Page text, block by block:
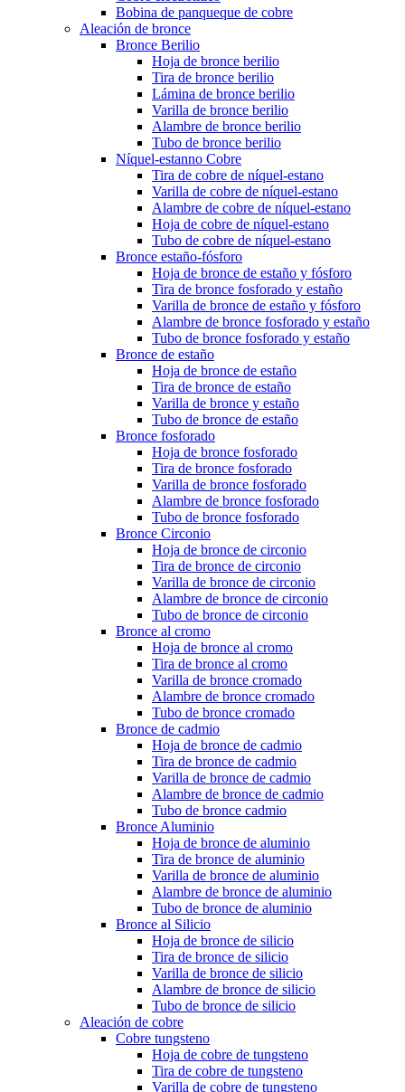
Bobina de panqueque de cobre
Aleación de bronce
Bronce Berilio
Hoja de bronce berilio
Tira de bronce berilio
Lámina de bronce berilio
Varilla de bronce berilio
Alambre de bronce berilio
Tubo de bronce berilio
Níquel-estanno Cobre
Tira de cobre de níquel-estano
Varilla de cobre de níquel-estano
Alambre de cobre de níquel-estano
Hoja de cobre de níquel-estano
Tubo de cobre de níquel-estano
Bronce estaño-fósforo
Hoja de bronce de estaño y fósforo
Tira de bronce fosforado y estaño
Varilla de bronce de estaño y fósforo
Alambre de bronce fosforado y estaño
Tubo de bronce fosforado y estaño
Bronce de estaño
Hoja de bronce de estaño
Tira de bronce de estaño
Varilla de bronce y estaño
Tubo de bronce de estaño
Bronce fosforado
Hoja de bronce fosforado
Tira de bronce fosforado
Varilla de bronce fosforado
Alambre de bronce fosforado
Tubo de bronce fosforado
Bronce Circonio
Hoja de bronce de circonio
Tira de bronce de circonio
Varilla de bronce de circonio
Alambre de bronce de circonio
Tubo de bronce de circonio
Bronce al cromo
Hoja de bronce al cromo
Tira de bronce al cromo
Varilla de bronce cromado
Alambre de bronce cromado
Tubo de bronce cromado
Bronce de cadmio
Hoja de bronce de cadmio
Tira de bronce de cadmio
Varilla de bronce de cadmio
Alambre de bronce de cadmio
Tubo de bronce cadmio
Bronce Aluminio
Hoja de bronce de aluminio
Tira de bronce de aluminio
Varilla de bronce de aluminio
Alambre de bronce de aluminio
Tubo de bronce de aluminio
Bronce al Silicio
Hoja de bronce de silicio
Tira de bronce de silicio
Varilla de bronce de silicio
Alambre de bronce de silicio
Tubo de bronce de silicio
Aleación de cobre
Cobre tungsteno
Hoja de cobre de tungsteno
Tira de cobre de tungsteno
Varilla de cobre de tungsteno